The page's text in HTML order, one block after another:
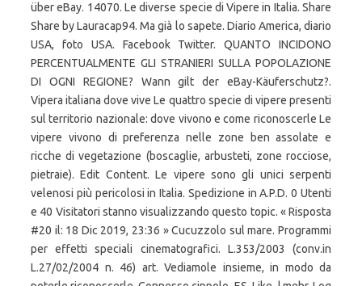
über eBay. 14070. Le diverse specie di Vipere in Italia. Share
Share by Lauracap94. Ma già lo sapete. Diario America, diario
USA, foto USA. Facebook Twitter. QUANTO INCIDONO
PERCENTUALMENTE GLI STRANIERI SULLA POPOLAZIONE
DI OGNI REGIONE? Wann gilt der eBay-Käuferschutz?.
Vipera italiana dove vive Le quattro specie di vipere presenti
sul territorio nazionale: dove vivono e come riconoscerle Le
vipere vivono di preferenza nelle zone ben assolate e
ricche di vegetazione (boscaglie, arbusteti, zone rocciose,
pietraie). Edit Content. Le vipere sono gli unici serpenti
velenosi più pericolosi in Italia. Spedizione in A.P.D. 0 Utenti
e 40 Visitatori stanno visualizzando questo topic. « Risposta
#20 il: 18 Dic 2019, 23:36 » Cucuzzolo sul mare. Programmi
per effetti speciali cinematografici. L.353/2003 (conv.in
L.27/02/2004 n. 46) art. Vediamole insieme, in modo da